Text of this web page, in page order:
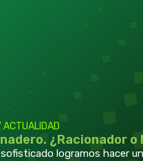
ACTUALIDAD
¿Racionador o
logramos hacer